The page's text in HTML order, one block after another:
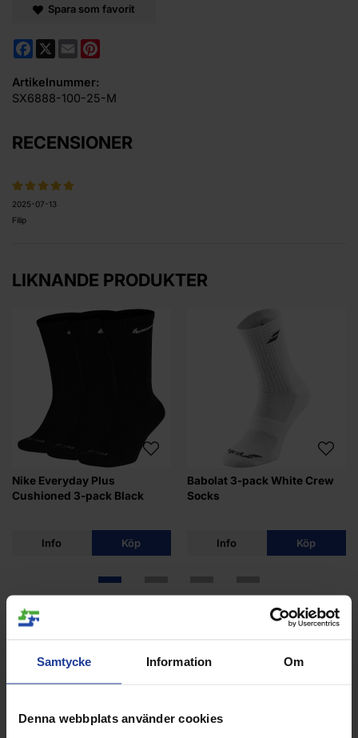
Samtycke Information Om
Denna webbplats använder cookies
Spara som favorit
Facebook
X Email
Artikelnummer:
SX6888-100-25-M
RECENSIONER
2025-07-13
Filip
LIKNANDE PRODUKTER
Nike Everyday Plus
Cushioned 3-pack Black
Info Köp
Babolat 3-pack White Crew
Socks
Info Köp
ANDRA KÖPTE ÄVEN